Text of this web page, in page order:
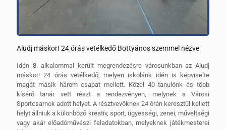
Aludj máskor! 24 órás vetélkedő Bottyános szemmel nézve
Idén 8. alkalommal került megrendezésre városunkban az Aludj
máskor! 24 órás vetélkedő, melyen iskolánk idén is képviselte
magát másik három csapat mellett. Közel 40 tanulónk és több
kísérő tanár vett részt a rendezvényen, melynek a Városi
Sportcsarnok adott helyet. A résztvevőknek 24 órán keresztül kellett
helyt állniuk a különböző kreatív, sport, ügyességi, zenei, műveltségi
vagy akár előadóművészi feladatokban, melyeknek játékmesterei